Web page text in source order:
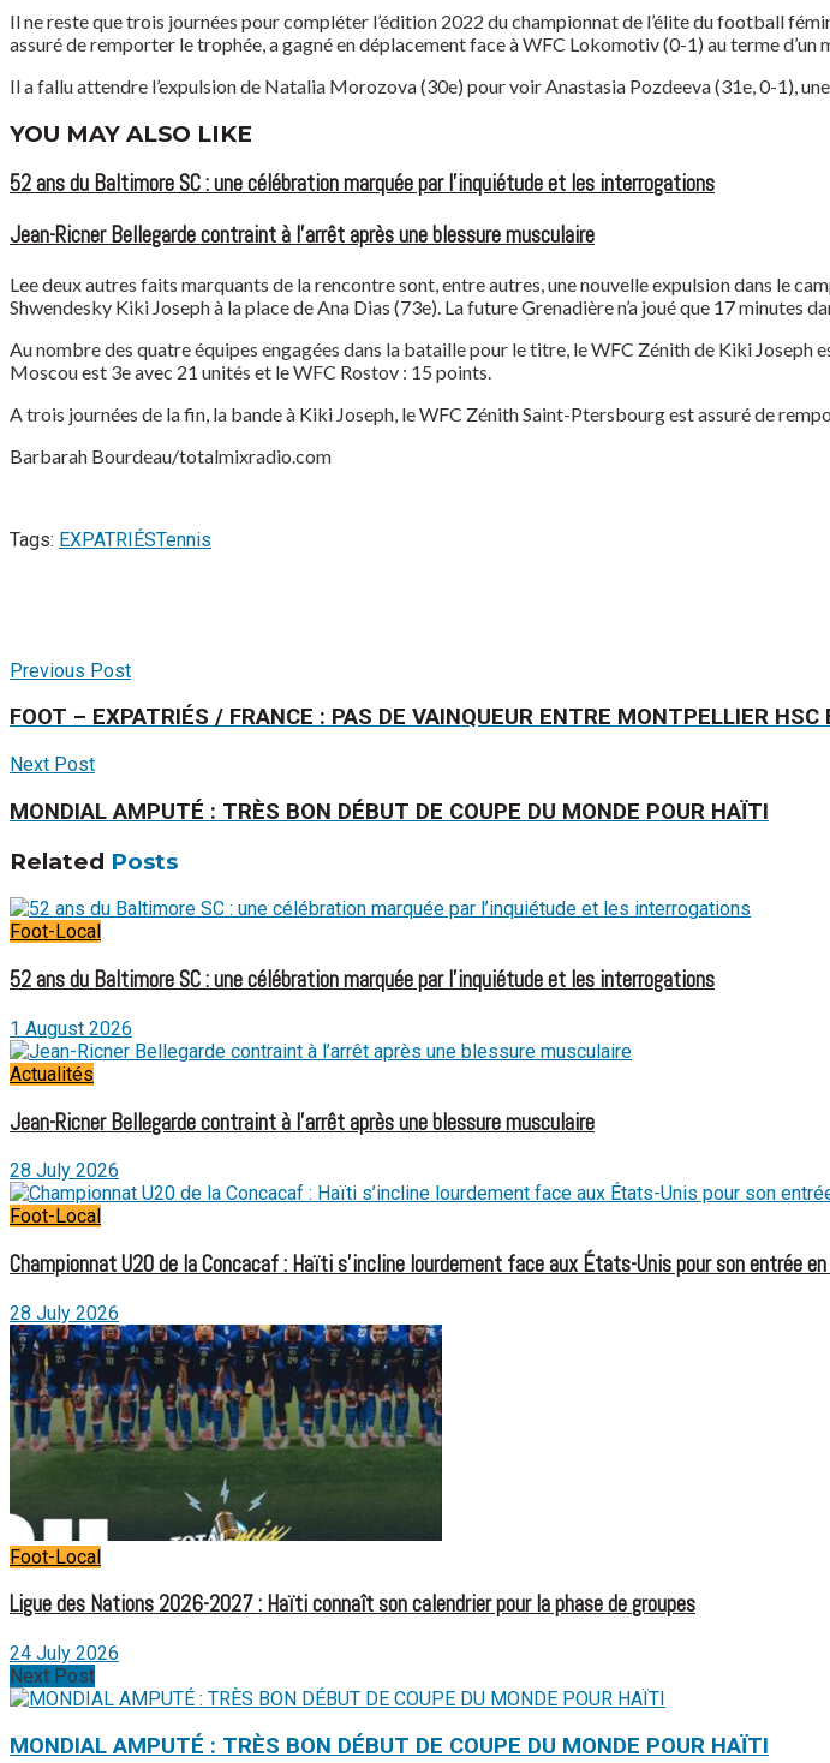
Il ne reste que trois journées pour compléter l’édition 2022 du championnat de l’élite du football
assuré de remporter le trophée, a gagné en déplacement face à WFC Lokomotiv (0-1) au terme d’un
Il a fallu attendre l’expulsion de Natalia Morozova (30e) pour voir Anastasia Pozdeeva (31e, 0-1),
YOU MAY ALSO LIKE
52 ans du Baltimore SC : une célébration marquée par l’inquiétude et les interrogations
Jean-Ricner Bellegarde contraint à l’arrêt après une blessure musculaire
Lee deux autres faits marquants de la rencontre sont, entre autres, une nouvelle expulsion dans le
Shwendesky Kiki Joseph à la place de Ana Dias (73e). La future Grenadière n’a joué que 17 minutes
Au nombre des quatre équipes engagées dans la bataille pour le titre, le WFC Zénith de Kiki
Moscou est 3e avec 21 unités et le WFC Rostov : 15 points.
A trois journées de la fin, la bande à Kiki Joseph, le WFC Zénith Saint-Ptersbourg est assuré de
Barbarah Bourdeau/totalmixradio.com
Tags: EXPATRIÉSTennis
Previous Post
FOOT – EXPATRIÉS / FRANCE : PAS DE VAINQUEUR ENTRE MONTPELLIER HSC
Next Post
MONDIAL AMPUTÉ : TRÈS BON DÉBUT DE COUPE DU MONDE POUR HAÏTI
Related Posts
Foot-Local
52 ans du Baltimore SC : une célébration marquée par l’inquiétude et les interrogations
1 August 2026
Actualités
Jean-Ricner Bellegarde contraint à l’arrêt après une blessure musculaire
28 July 2026
Foot-Local
Championnat U20 de la Concacaf : Haïti s’incline lourdement face aux États-Unis pour son entrée
28 July 2026
Foot-Local
Ligue des Nations 2026-2027 : Haïti connaît son calendrier pour la phase de groupes
24 July 2026
Next Post
MONDIAL AMPUTÉ : TRÈS BON DÉBUT DE COUPE DU MONDE POUR HAÏTI